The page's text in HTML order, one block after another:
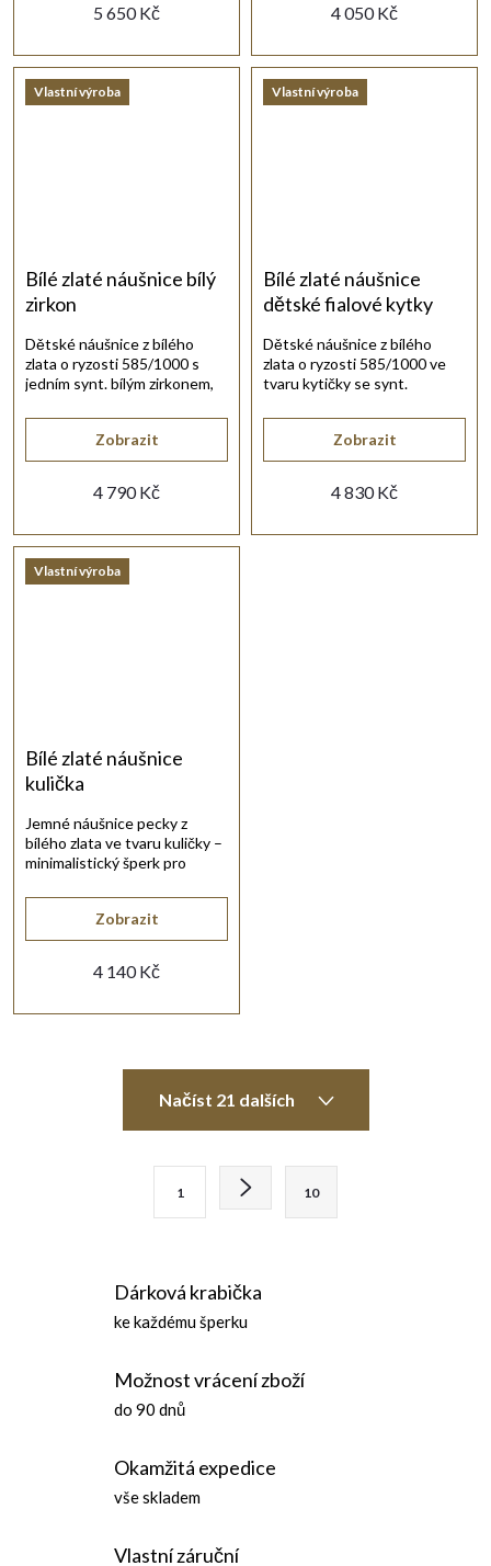
5 650 Kč 4 050 Kč
Vlastní výroba
Bílé zlaté náušnice bílý
zirkon
4 790 Kč
Zobrazit
Dětské náušnice z bílého
zlata o ryzosti 585/1000 s
jedním synt. bílým zirkonem,
Vlastní výroba
Bílé zlaté náušnice
dětské fialové kytky
4 830 Kč
Zobrazit
Dětské náušnice z bílého
zlata o ryzosti 585/1000 ve
tvaru kytičky se synt.
Vlastní výroba
Bílé zlaté náušnice
kulička
4 140 Kč
Zobrazit
Jemné náušnice pecky z
bílého zlata ve tvaru kuličky –
minimalistický šperk pro
Načíst 21 dalších
1 10
Dárková krabička
ke každému šperku
Možnost vrácení zboží
do 90 dnů
Okamžitá expedice
vše skladem
Vlastní záruční